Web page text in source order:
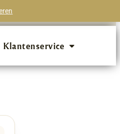
Klantenservice